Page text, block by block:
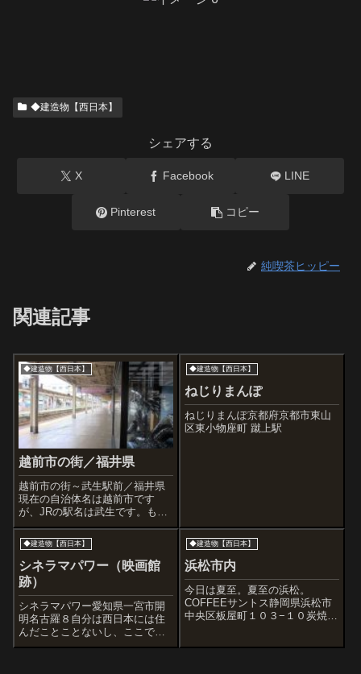
◆建造物【西日本】
シェアする
X Facebook LINE
Pinterest コピー
純喫茶ヒッピー
関連記事
◆建造物【西日本】
越前市の街／福井県
越前市の街～武生駅前／福井県
現在の自治体名は越前市です
が、JRの駅名は武生です。もと
もと武生市だったからですね、
でもややこしいぞ。とりあえず
駅に着いたんで降りて散策して
みましょうー。すぐにとっても
カッコイイ建物が。越前市役所
でした。すばらし...
◆建造物【西日本】
ねじりまんぽ
ねじりまんぽ京都府京都市東山
区東小物座町 蹴上駅
◆建造物【西日本】
シネラマパワー（映画館
跡）
シネラマパワー愛知県一宮市開
明名古羅８自分は西日本には住
んだことことないし、ここでエ
ロな映画も見たことはない。で
◆建造物【西日本】
浜松市内
今日は夏至。夏至の浜松。
COFFEEサントス静岡県浜松市
中央区板屋町１０３−１０炭焼